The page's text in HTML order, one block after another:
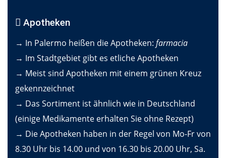
Apotheken
→ In Palermo heißen die Apotheken: farmacia
→ Im Stadtgebiet gibt es etliche Apotheken
→ Meist sind Apotheken mit einem grünen Kreuz
gekennzeichnet
→ Das Sortiment ist ähnlich wie in Deutschland
(einige Medikamente erhalten Sie ohne Rezept)
→ Die Apotheken haben in der Regel von Mo-Fr von
8.30 Uhr bis 14.00 und von 16.30 bis 20.00 Uhr, Sa.